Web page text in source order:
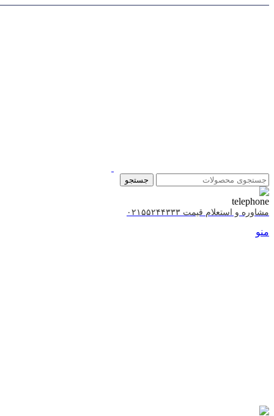
جستجو
مشاوره و استعلام قیمت ۰۲۱۵۵۲۴۴۳۳۳
منو